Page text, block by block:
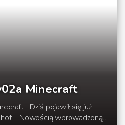
Minecraft
się już
Nowością wprowadzoną